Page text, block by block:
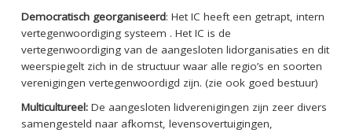
Democratisch georganiseerd: Het IC heeft een getrapt, intern
vertegenwoordiging systeem . Het IC is de
vertegenwoordiging van de aangesloten lidorganisaties en dit
weerspiegelt zich in de structuur waar alle regio’s en soorten
verenigingen vertegenwoordigd zijn. (zie ook goed bestuur)
Multicultureel:De aangesloten lidverenigingen zijn zeer divers
samengesteld naar afkomst, levensovertuigingen,